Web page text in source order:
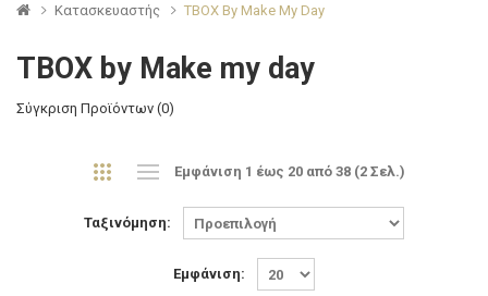
Κατασκευαστής TBOX By Make My Day
TBOX by Make my day
Σύγκριση Προϊόντων (0)
Εμφάνιση 1 έως 20 από 38 (2 Σελ.)
Ταξινόμηση:
Εμφάνιση: